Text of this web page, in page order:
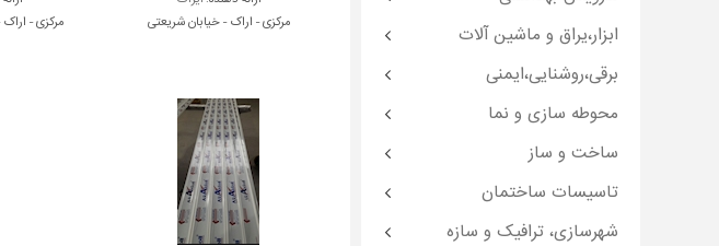
مرکزی - اراک - خیابان شریعتی
مرکزی -
ابزار،یراق و ماشین آلات
برقی،روشنایی،ایمنی
محوطه سازی و نما
ساخت و ساز
تاسیسات ساختمان
شهرسازی، ترافیک و سازه